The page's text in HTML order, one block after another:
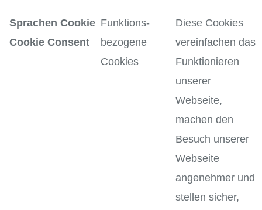
Sprachen Cookie
Cookie Consent
Funktions-
bezogene
Cookies
Diese Cookies
vereinfachen das
Funktionieren
unserer
Webseite,
machen den
Besuch unserer
Webseite
angenehmer und
stellen sicher,